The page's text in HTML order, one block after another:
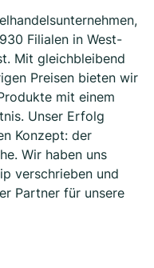
Filialen in West-
Mit gleichbleibend
Preisen bieten wir
mit einem
Unser Erfolg
Konzept: der
Wir haben uns
verschrieben und
Partner für unsere